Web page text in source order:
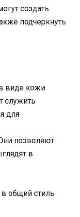
создать
подчеркнуть
виде кожи
служить
для
позволяют
в
общий стиль